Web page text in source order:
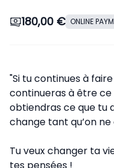
180,00 € ONLINE
"Si tu continues à
continueras à être ce
obtiendras ce que tu
change tant qu’on
Tu veux changer ta